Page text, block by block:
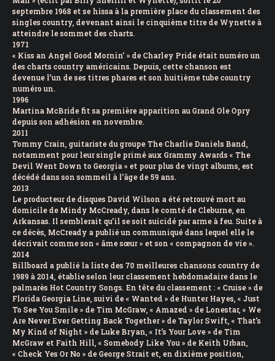
septembre 1968 et se hissa à la première place du classement des
singles country, devenant ainsi le cinquième titre de Wynette à
atteindre le sommet des charts.
1971
« Kiss an Angel Good Mornin’ » de Charley Pride était numéro un
des charts country américains. Depuis, cette chanson est
devenue l’un de ses titres phares et son huitième tube country
numéro un.
1996
Martina McBride fit sa première apparition au Grand Ole Opry
depuis son adhésion en novembre.
2011
Tommy Crain, guitariste du groupe The Charlie Daniels Band,
notamment pour leur single primé aux Grammy Awards « The
Devil Went Down to Georgia » et pour plus de vingt albums, est
décédé dans son sommeil à l’âge de 59 ans.
2013
Le producteur de disques David Wilson a été retrouvé mort au
domicile de Mindy McCready, dans le comté de Cleburne, en
Arkansas. Il semblerait qu’il se soit suicidé par arme à feu. Suite à
ce décès, McCready a publié un communiqué dans lequel elle le
décrivait comme son « âme sœur » et son « compagnon de vie ».
2014
Billboard a publié la liste des 70 meilleures chansons country de
1989 à 2014, établie selon leur classement hebdomadaire dans le
palmarès Hot Country Songs. En tête du classement : « Cruise » de
Florida Georgia Line, suivi de « Wanted » de Hunter Hayes, « Just
To See You Smile » de Tim McGraw, « Amazed » de Lonestar, « We
Are Never Ever Getting Back Together » de Taylor Swift, « That’s
My Kind of Night » de Luke Bryan, « It’s Your Love » de Tim
McGraw et Faith Hill, « Somebody Like You » de Keith Urban,
« Check Yes Or No » de George Strait et, en dixième position,